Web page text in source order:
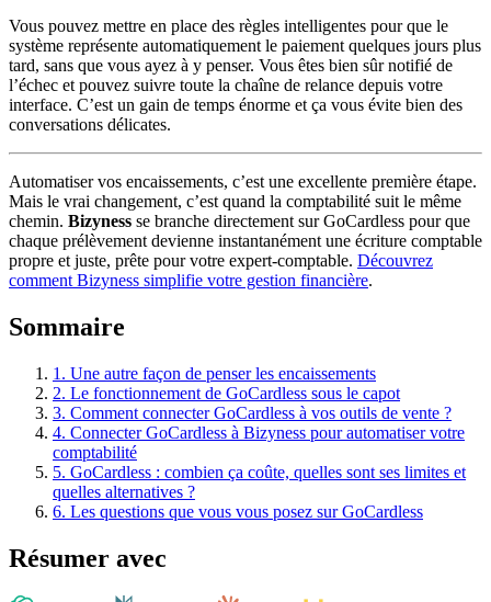
Vous pouvez mettre en place des règles intelligentes pour que le
système représente automatiquement le paiement quelques jours plus
tard, sans que vous ayez à y penser. Vous êtes bien sûr notifié de
l’échec et pouvez suivre toute la chaîne de relance depuis votre
interface. C’est un gain de temps énorme et ça vous évite bien des
conversations délicates.
Automatiser vos encaissements, c’est une excellente première étape.
Mais le vrai changement, c’est quand la comptabilité suit le même
chemin. Bizyness se branche directement sur GoCardless pour que
chaque prélèvement devienne instantanément une écriture comptable
propre et juste, prête pour votre expert-comptable. Découvrez
comment Bizyness simplifie votre gestion financière.
Sommaire
1. Une autre façon de penser les encaissements
2. Le fonctionnement de GoCardless sous le capot
3. Comment connecter GoCardless à vos outils de vente ?
4. Connecter GoCardless à Bizyness pour automatiser votre
comptabilité
5. GoCardless : combien ça coûte, quelles sont ses limites et
quelles alternatives ?
6. Les questions que vous vous posez sur GoCardless
Résumer avec